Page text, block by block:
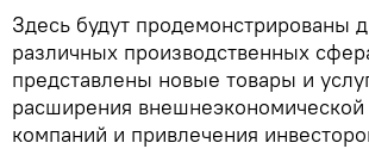
Здесь будут продемонстрированы
различных производственных
представлены новые товары и
расширения внешнеэкономической
компаний и привлечения